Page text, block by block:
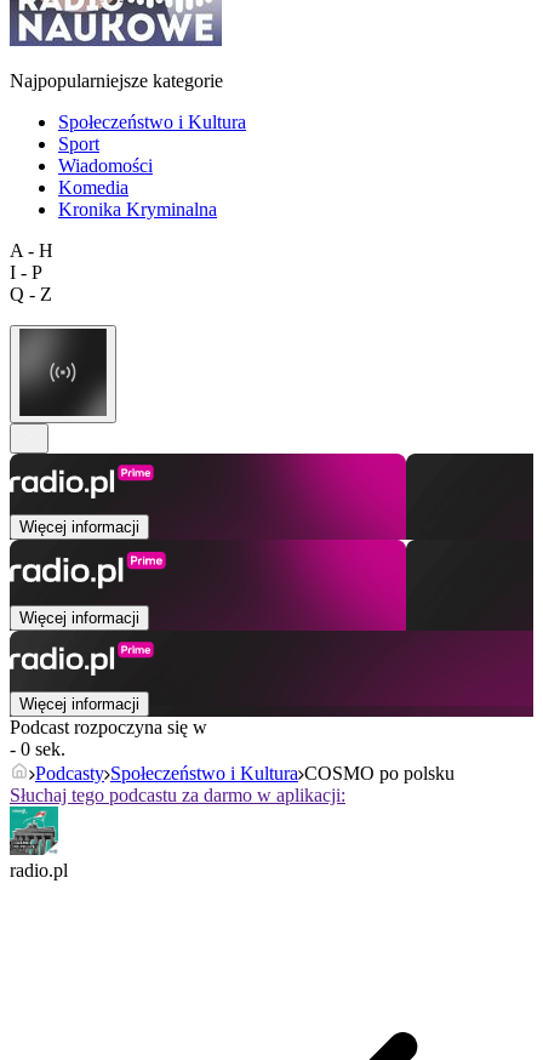
Najpopularniejsze kategorie
Społeczeństwo i Kultura
Sport
Wiadomości
Komedia
Kronika Kryminalna
A - H
I - P
Q - Z
Więcej informacji
Więcej informacji
Więcej informacji
Podcast rozpoczyna się w
- 0 sek.
Podcasty Społeczeństwo i Kultura COSMO po polsku
Słuchaj tego podcastu za darmo w aplikacji:
radio.pl